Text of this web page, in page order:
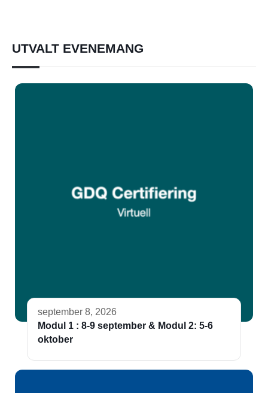
UTVALT EVENEMANG
september 8, 2026
Modul 1 : 8-9 september & Modul 2: 5-6
oktober